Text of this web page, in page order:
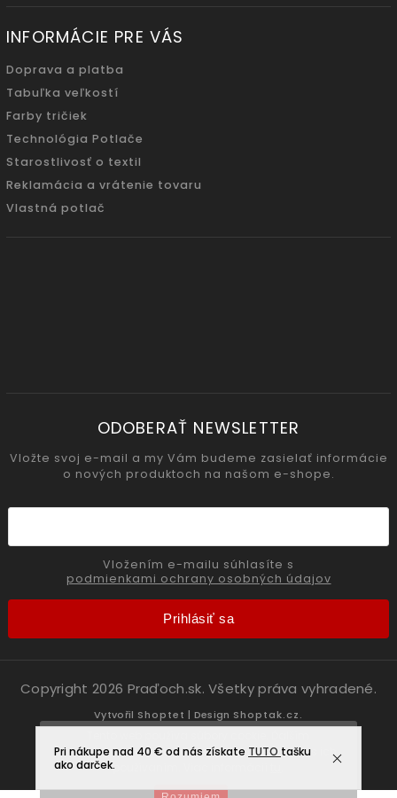
prechádzaním tohto webu vyjadrujete súhlas s ich
používaním. Viac informácií
Pri nákupe nad 40 € od nás získate TUTO tašku
ako darček.
INFORMÁCIE PRE VÁS
Doprava a platba
Tabuľka veľkostí
Farby tričiek
Technológia Potlače
Starostlivosť o textil
Reklamácia a vrátenie tovaru
Vlastná potlač
ODOBERAŤ NEWSLETTER
Vložte svoj e-mail a my Vám budeme zasielať informácie
o nových produktoch na našom e-shope.
podmienkami ochrany osobných údajov
Prihlásiť sa
Copyright 2026 Praďoch.sk. Všetky práva vyhradené.
Vytvořil Shoptet | Design Shoptak.cz.